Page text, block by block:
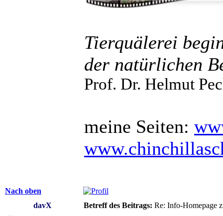
Tierquälerei
der natürlichen
Prof. Dr. Helmut
meine Seiten:
Nach oben
davX
Betreff des Beitrags: Re: Info-Homepage